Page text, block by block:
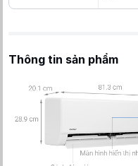
Thông tin sản phẩm